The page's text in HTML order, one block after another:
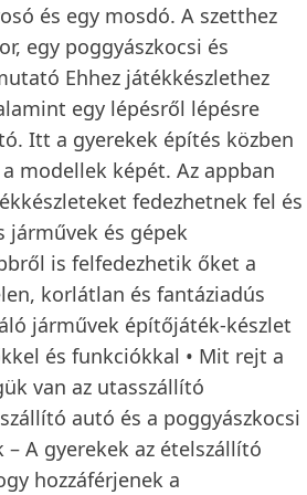
és egy mosdó. A szetthez
egy poggyászkocsi és
Ehhez játékkészlethez
egy lépésről lépésre
Itt a gyerekek építés közben
modellek képét. Az appban
fedezhetnek fel és
járművek és gépek
is felfedezhetik őket a
korlátlan és fantáziadús
járművek építőjáték-készlet
és funkciókkal • Mit rejt a
van az utasszállító
autó és a poggyászkocsi
A gyerekek az ételszállító
hozzáférjenek a